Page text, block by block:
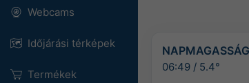
Webcams
Időjárási térképek
Termékek
NAPMAGASSÁG
06:49 / 5.4°